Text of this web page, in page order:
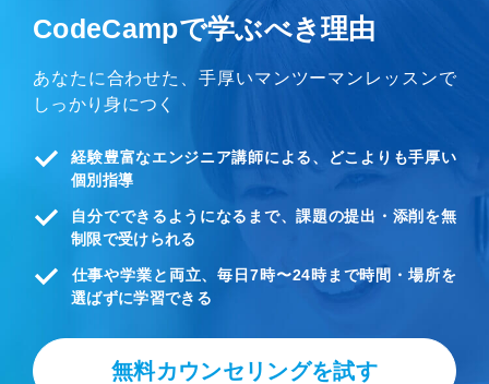
CodeCampで学ぶべき理由
あなたに合わせた、手厚いマンツーマンレッスンで
しっかり身につく
経験豊富なエンジニア講師による、どこよりも手厚い
個別指導
自分でできるようになるまで、課題の提出・添削を無
制限で受けられる
仕事や学業と両立、毎日7時〜24時まで時間・場所を
選ばずに学習できる
無料カウンセリングを試す